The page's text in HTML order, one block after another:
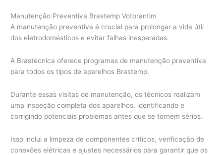
Manutenção Preventiva Brastemp Votorantim
A manutenção preventiva é crucial para prolongar a vida útil
dos eletrodomésticos e evitar falhas inesperadas.
A Brastécnica oferece programas de manutenção preventiva
para todos os tipos de aparelhos Brastemp.
Durante essas visitas de manutenção, os técnicos realizam
uma inspeção completa dos aparelhos, identificando e
corrigindo potenciais problemas antes que se tornem sérios.
Isso inclui a limpeza de componentes críticos, verificação de
conexões elétricas e ajustes necessários para garantir que os